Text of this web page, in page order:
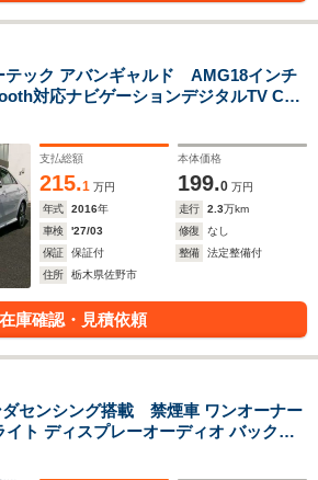
ック アバンギャルド AMG18インチ
対応ナビゲーションデジタルTV CD
タイヤ ディーゼル
支払総額
215.1 万円
本体価格
199.0 万円
年式
2016年 走行 2.3万km
車検
'27/03 修復
なし
保証
保証付 整備
法定整備付
住所
栃木県佐野市
在庫確認・見積依頼
センシング搭載 禁煙車 ワンオーナー
ト ディスプレーオーディオ バックカ
トヒーター スマートキー 誤発進抑制
車追従 レーン逸脱補正